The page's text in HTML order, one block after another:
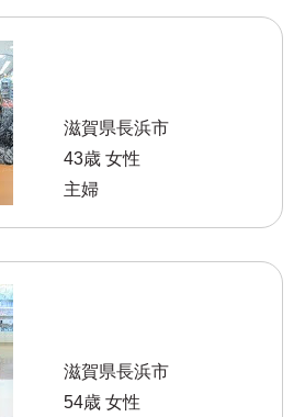
滋賀県長浜市
43歳 女性
主婦
滋賀県長浜市
54歳 女性